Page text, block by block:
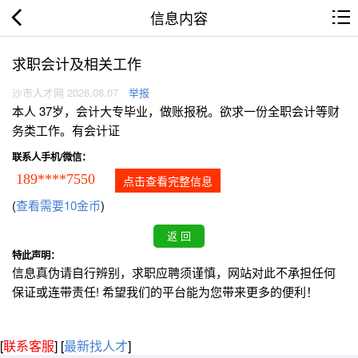
信息内容
求职会计及相关工作
沙市人才网 2026.08.07 举报
本人 37岁，会计大专毕业，做账报税。欲求一份全职会计等财
务类工作。有会计证
联系人手机/微信：
189****7550 点击查看完整信息
(查看需要10金币)
特此声明：
信息真伪请自行辨别，求职应聘须谨慎，网站对此不承担任何
保证或连带责任! 希望我们的平台能为您带来更多的便利！
[联系客服] [最新找人才]